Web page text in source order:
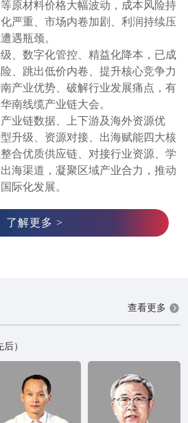
原材料价格大幅波动，成本风险持
严重、市场内卷加剧、利润持续压
遇瓶颈。
、数字化管控、精益化降本，已成
、跳出低价内卷、提升核心竞争力
产业优势、破解行业发展痛点，有
南线缆产业链大会。
业链数据、上下游及海外资源优
升级、资源对接、出海赋能四大核
合优质供应链、对接行业资源、学
海渠道，凝聚区域产业合力，推动
际化发展。
了解更多 >
查看更多
）